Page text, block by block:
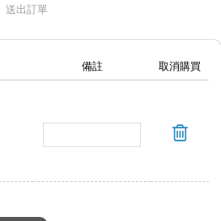
送出訂單
備註 取消購買